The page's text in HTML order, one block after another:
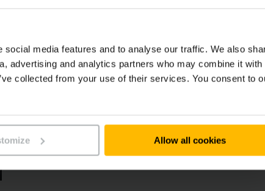
media features and to analyse our traffic. We also
advertising and analytics partners who may combine it with
collected from your use of their services. You consent to
Allow all cookies
Applications
Chargement ou déchargement rapides, transport
déstockage ou transfert, ou encore préparation de
Jungheinrich a la solution à vos besoins, peu
missions intralogistiques concernées – le tout
EN SAVOIR PLUS